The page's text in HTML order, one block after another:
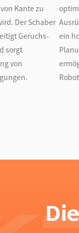
Kante zu
Der Schaber
Geruchs-
sorgt
von
ein